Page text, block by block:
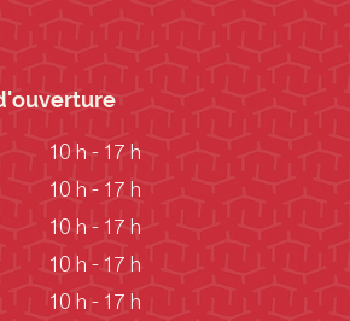
10 h - 17 h
10 h - 17 h
10 h - 17 h
10 h - 17 h
10 h - 17 h